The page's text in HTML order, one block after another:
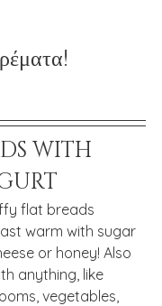
WITH
flat breads
warm with sugar
or honey! Also
anything, like
vegetables,